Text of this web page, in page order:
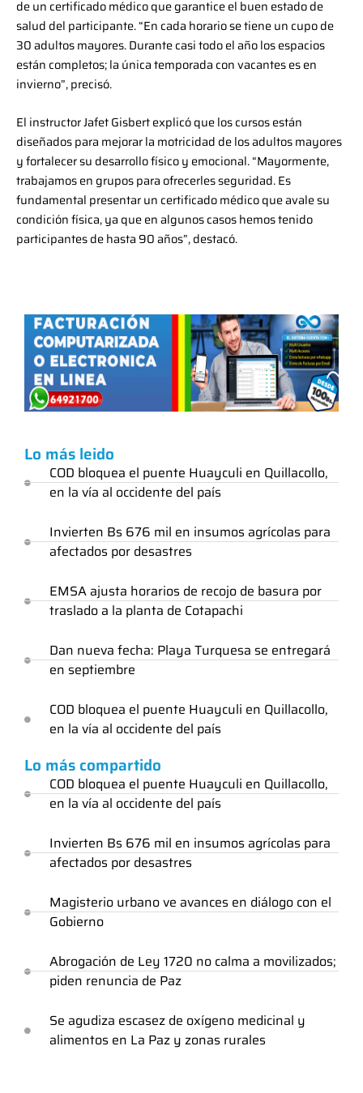
de un certificado médico que garantice el buen estado de
salud del participante. “En cada horario se tiene un cupo de
30 adultos mayores. Durante casi todo el año los espacios
están completos; la única temporada con vacantes es en
invierno”, precisó.
El instructor Jafet Gisbert explicó que los cursos están
diseñados para mejorar la motricidad de los adultos mayores
y fortalecer su desarrollo físico y emocional. “Mayormente,
trabajamos en grupos para ofrecerles seguridad. Es
fundamental presentar un certificado médico que avale su
condición física, ya que en algunos casos hemos tenido
participantes de hasta 90 años”, destacó.
Lo más leido
COD bloquea el puente Huayculi en Quillacollo,
en la vía al occidente del país
Invierten Bs 676 mil en insumos agrícolas para
afectados por desastres
EMSA ajusta horarios de recojo de basura por
traslado a la planta de Cotapachi
Dan nueva fecha: Playa Turquesa se entregará
en septiembre
COD bloquea el puente Huayculi en Quillacollo,
en la vía al occidente del país
Lo más compartido
COD bloquea el puente Huayculi en Quillacollo,
en la vía al occidente del país
Invierten Bs 676 mil en insumos agrícolas para
afectados por desastres
Magisterio urbano ve avances en diálogo con el
Gobierno
Abrogación de Ley 1720 no calma a movilizados;
piden renuncia de Paz
Se agudiza escasez de oxígeno medicinal y
alimentos en La Paz y zonas rurales